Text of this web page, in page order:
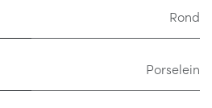
Rond
Porselein